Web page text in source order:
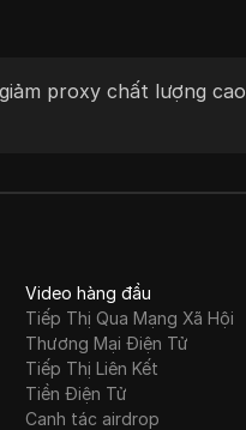
truy cập, IPRoyal
qua các hạn
dịch vụ proxy
proxy chất lượng cao
Video hàng đầu
Tiếp Thị Qua Mạng Xã Hội
Thương Mại Điện Tử
Tiếp Thị Liên Kết
Tiền Điện Tử
Canh tác airdrop